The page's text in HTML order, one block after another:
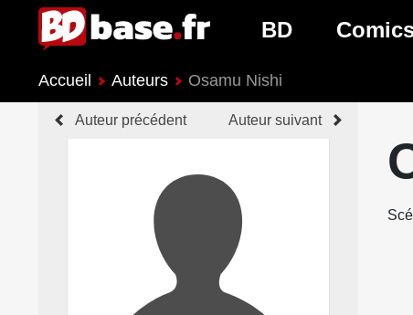
BD
Nouveautés BD
Prochaines sorties
Genres
Accueil Auteurs Osamu Nishi
Auteur précédent Auteur suivant